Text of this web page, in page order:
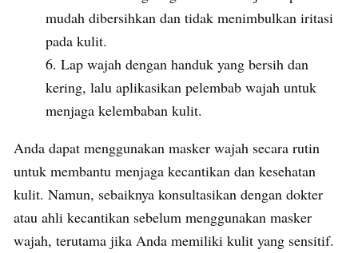
mudah dibersihkan dan tidak menimbulkan iritasi
pada kulit.
Lap wajah dengan handuk yang bersih dan
kering, lalu aplikasikan pelembab wajah untuk
menjaga kelembaban kulit.
Anda dapat menggunakan masker wajah secara rutin
untuk membantu menjaga kecantikan dan kesehatan
kulit. Namun, sebaiknya konsultasikan dengan dokter
atau ahli kecantikan sebelum menggunakan masker
wajah, terutama jika Anda memiliki kulit yang sensitif.